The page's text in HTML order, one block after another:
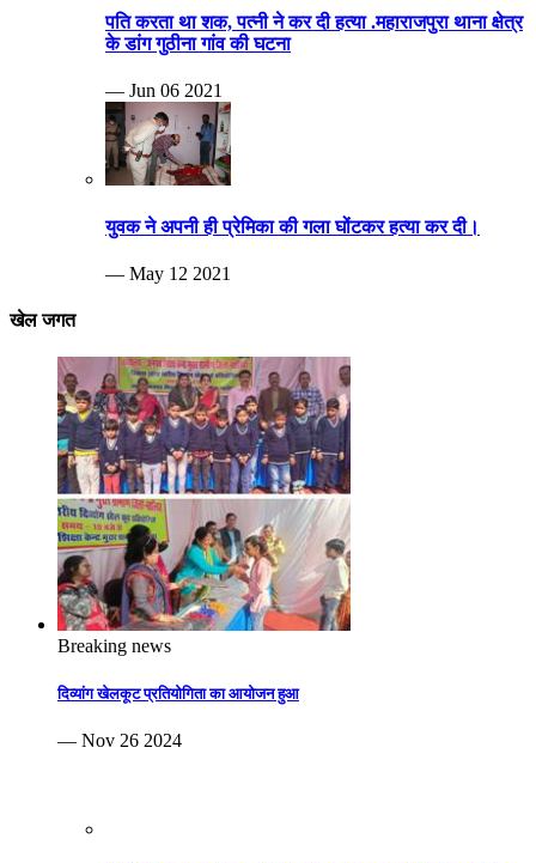
पति करता था शक, पत्नी ने कर दी हत्या .महाराजपुरा थाना क्षेत्र
के डांग गुठीना गांव की घटना
— Jun 06 2021
युवक ने अपनी ही प्रेमिका की गला घोंटकर हत्या कर दी।
— May 12 2021
खेल जगत
Breaking news
दिव्यांग खेलकूट प्रतियोगिता का आयोजन हुआ
— Nov 26 2024